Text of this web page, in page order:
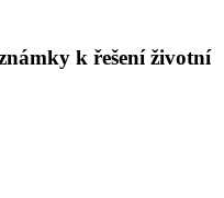
k řešení životní